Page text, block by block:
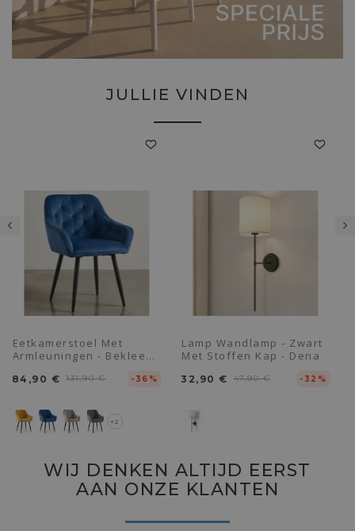
JULLIE VINDEN
Eetkamerstoel Met
Armleuningen - Bekleed
84,90 € 131,90 € -36%
+2
Lamp Wandlamp - Zwart
Met Stoffen Kap - Dena
32,90 € 47,90 € -32%
WIJ DENKEN ALTIJD EERST
AAN ONZE KLANTEN